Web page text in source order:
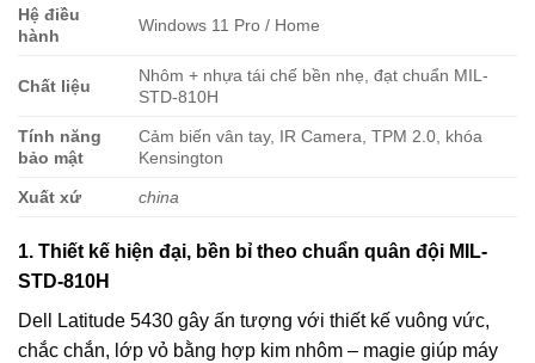
Hệ điều
hành
Windows 11 Pro / Home
Chất liệu
Nhôm + nhựa tái chế bền nhẹ, đạt chuẩn MIL-
STD-810H
Tính năng
bảo mật
Cảm biến vân tay, IR Camera, TPM 2.0, khóa
Kensington
Xuất xứ china
1. Thiết kế hiện đại, bền bỉ theo chuẩn quân đội MIL-
STD-810H
Dell Latitude 5430 gây ấn tượng với thiết kế vuông vức,
chắc chắn, lớp vỏ bằng hợp kim nhôm – magie giúp máy